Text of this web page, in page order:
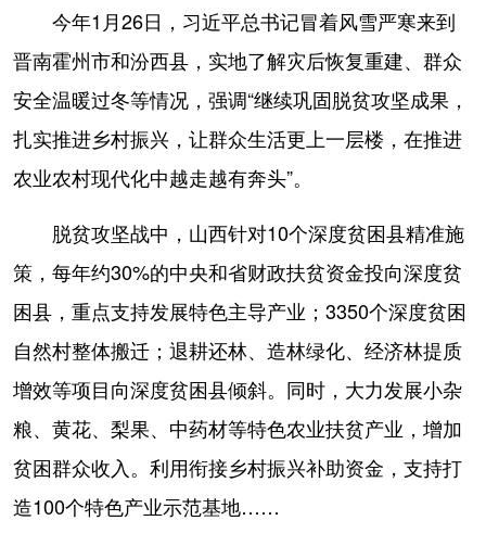
今年1月26日，习近平总书记冒着风雪严寒来到
晋南霍州市和汾西县，实地了解灾后恢复重建、群众
安全温暖过冬等情况，强调“继续巩固脱贫攻坚成果，
扎实推进乡村振兴，让群众生活更上一层楼，在推进
农业农村现代化中越走越有奔头”。
脱贫攻坚战中，山西针对10个深度贫困县精准施
策，每年约30%的中央和省财政扶贫资金投向深度贫
困县，重点支持发展特色主导产业；3350个深度贫困
自然村整体搬迁；退耕还林、造林绿化、经济林提质
增效等项目向深度贫困县倾斜。同时，大力发展小杂
粮、黄花、梨果、中药材等特色农业扶贫产业，增加
贫困群众收入。利用衔接乡村振兴补助资金，支持打
造100个特色产业示范基地……